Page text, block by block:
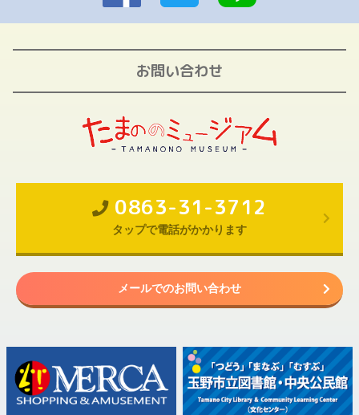
お問い合わせ
0863-31-3712
タップで電話がかかります
メールでのお問い合わせ